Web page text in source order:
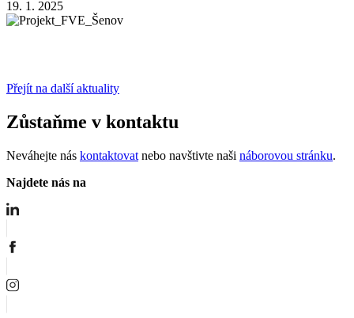
19. 1. 2025
Přejít na další aktuality
Zůstaňme v kontaktu
Neváhejte nás kontaktovat nebo navštivte naši náborovou stránku.
Najdete nás na